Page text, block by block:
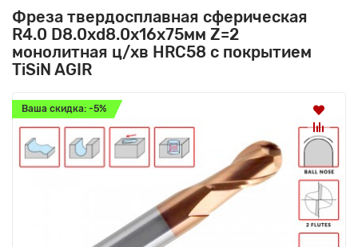
Фреза твердосплавная сферическая
R4.0 D8.0xd8.0х16х75мм Z=2
монолитная ц/хв HRC58 с покрытием
TiSiN AGIR
Ваша скидка: -5%